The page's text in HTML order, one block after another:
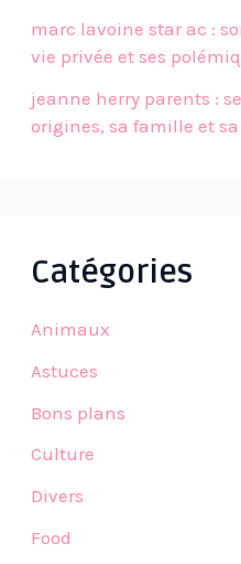
marc lavoine star ac :
vie privée et ses
jeanne herry parents :
origines, sa famille et
Catégories
Animaux
Astuces
Bons plans
Culture
Divers
Food